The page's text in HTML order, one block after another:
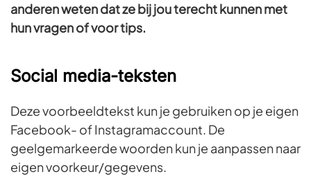
anderen weten dat ze bij jou terecht kunnen met
hun vragen of voor tips.
Social media-teksten
Deze voorbeeldtekst kun je gebruiken op je eigen
Facebook- of Instagramaccount. De
geelgemarkeerde woorden kun je aanpassen naar
eigen voorkeur/gegevens.